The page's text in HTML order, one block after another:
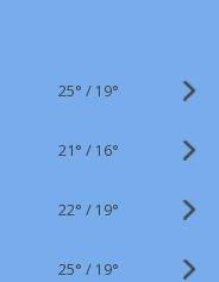
25° / 19°
21° / 16°
22° / 19°
25° / 19°